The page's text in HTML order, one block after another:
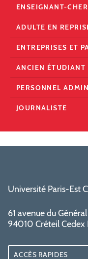
ENSEIGNANT-
ADULTE EN
ENTREPRISES ET
ANCIEN ÉTUDIANT
PERSONNEL
JOURNALISTE
Université Paris-Est
61 avenue du
94010 Créteil Cedex
ACCÈS RAPIDES